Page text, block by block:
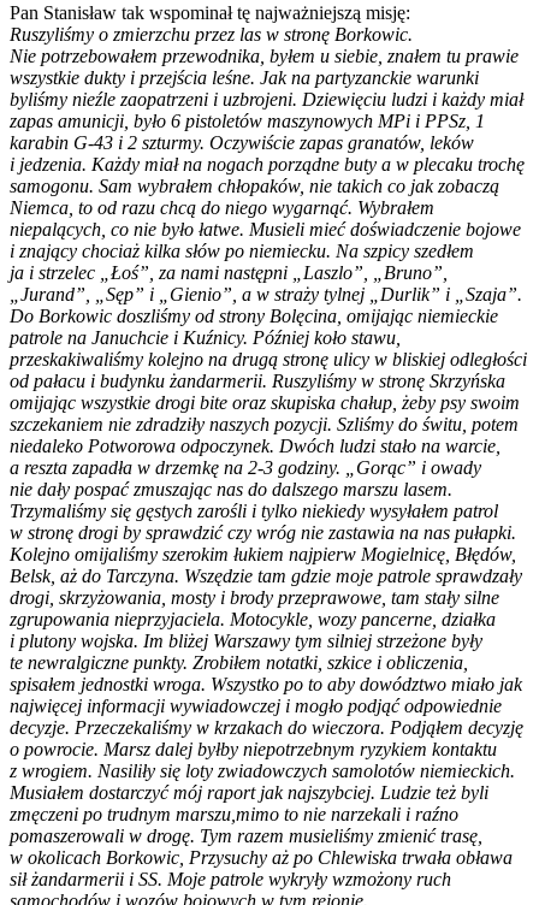
Pan Stanisław tak wspominał tę najważniejszą misję:
Ruszyliśmy o zmierzchu przez las w stronę Borkowic.
Nie potrzebowałem przewodnika, byłem u siebie, znałem tu prawie
wszystkie dukty i przejścia leśne. Jak na partyzanckie warunki
byliśmy nieźle zaopatrzeni i uzbrojeni. Dziewięciu ludzi i każdy miał
zapas amunicji, było 6 pistoletów maszynowych MPi i PPSz, 1
karabin G-43 i 2 szturmy. Oczywiście zapas granatów, leków
i jedzenia. Każdy miał na nogach porządne buty a w plecaku trochę
samogonu. Sam wybrałem chłopaków, nie takich co jak zobaczą
Niemca, to od razu chcą do niego wygarnąć. Wybrałem
niepalących, co nie było łatwe. Musieli mieć doświadczenie bojowe
i znający chociaż kilka słów po niemiecku. Na szpicy szedłem
ja i strzelec „Łoś”, za nami następni „Laszlo”, „Bruno”,
„Jurand”, „Sęp” i „Gienio”, a w straży tylnej „Durlik” i „Szaja”.
Do Borkowic doszliśmy od strony Bolęcina, omijając niemieckie
patrole na Januchcie i Kuźnicy. Później koło stawu,
przeskakiwaliśmy kolejno na drugą stronę ulicy w bliskiej odległości
od pałacu i budynku żandarmerii. Ruszyliśmy w stronę Skrzyńska
omijając wszystkie drogi bite oraz skupiska chałup, żeby psy swoim
szczekaniem nie zdradziły naszych pozycji. Szliśmy do świtu, potem
niedaleko Potworowa odpoczynek. Dwóch ludzi stało na warcie,
a reszta zapadła w drzemkę na 2-3 godziny. „Gorąc” i owady
nie dały pospać zmuszając nas do dalszego marszu lasem.
Trzymaliśmy się gęstych zarośli i tylko niekiedy wysyłałem patrol
w stronę drogi by sprawdzić czy wróg nie zastawia na nas pułapki.
Kolejno omijaliśmy szerokim łukiem najpierw Mogielnicę, Błędów,
Belsk, aż do Tarczyna. Wszędzie tam gdzie moje patrole sprawdzały
drogi, skrzyżowania, mosty i brody przeprawowe, tam stały silne
zgrupowania nieprzyjaciela. Motocykle, wozy pancerne, działka
i plutony wojska. Im bliżej Warszawy tym silniej strzeżone były
te newralgiczne punkty. Zrobiłem notatki, szkice i obliczenia,
spisałem jednostki wroga. Wszystko po to aby dowództwo miało jak
najwięcej informacji wywiadowczej i mogło podjąć odpowiednie
decyzje. Przeczekaliśmy w krzakach do wieczora. Podjąłem decyzję
o powrocie. Marsz dalej byłby niepotrzebnym ryzykiem kontaktu
z wrogiem. Nasiliły się loty zwiadowczych samolotów niemieckich.
Musiałem dostarczyć mój raport jak najszybciej. Ludzie też byli
zmęczeni po trudnym marszu,mimo to nie narzekali i raźno
pomaszerowali w drogę. Tym razem musieliśmy zmienić trasę,
w okolicach Borkowic, Przysuchy aż po Chlewiska trwała obława
sił żandarmerii i SS. Moje patrole wykryły wzmożony ruch
samochodów i wozów bojowych w tym rejonie.